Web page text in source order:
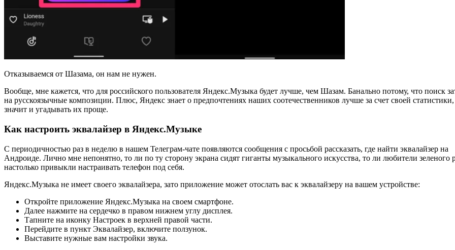
Отказываемся от Шазама, он нам не нужен.
Вообще, мне кажется, что для российского пользователя Яндекс.Музыка будет лучше, чем Шазам. Банально потому, что поиск
на русскоязычные композиции. Плюс, Яндекс знает о предпочтениях наших соотечественников лучше за счет своей статистики,
значит и угадывать их проще.
Как настроить эквалайзер в Яндекс.Музыке
С периодичностью раз в неделю в нашем Телеграм-чате появляются сообщения с просьбой рассказать, где найти эквалайзер на
Андроиде. Лично мне непонятно, то ли по ту сторону экрана сидят гиганты музыкального искусства, то ли любители зеленого
настолько привыкли настраивать телефон под себя.
Яндекс.Музыка не имеет своего эквалайзера, зато приложение может отослать вас к эквалайзеру на вашем устройстве:
Откройте приложение Яндекс.Музыка на своем смартфоне.
Далее нажмите на сердечко в правом нижнем углу дисплея.
Тапните на иконку Настроек в верхней правой части.
Перейдите в пункт Эквалайзер, включите ползунок.
Выставите нужные вам настройки звука.